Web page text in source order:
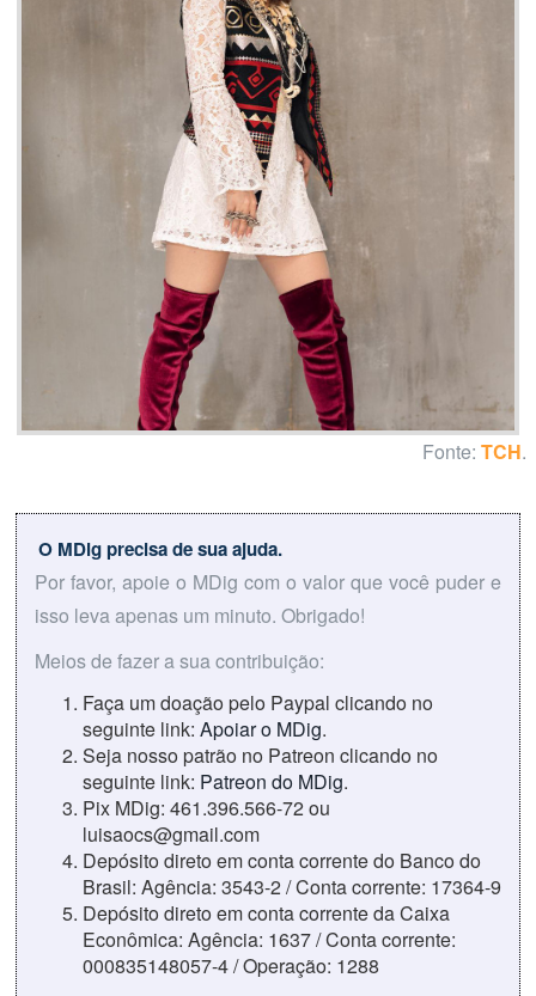
Fonte: TCH.
O MDig precisa de sua ajuda.
Por favor, apoie o MDig com o valor que você puder e
isso leva apenas um minuto. Obrigado!
Meios de fazer a sua contribuição:
Faça um doação pelo Paypal clicando no
seguinte link: Apoiar o MDig.
Seja nosso patrão no Patreon clicando no
seguinte link: Patreon do MDig.
Pix MDig: 461.396.566-72 ou
luisaocs@gmail.com
Depósito direto em conta corrente do Banco do
Brasil: Agência: 3543-2 / Conta corrente: 17364-9
Depósito direto em conta corrente da Caixa
Econômica: Agência: 1637 / Conta corrente:
000835148057-4 / Operação: 1288